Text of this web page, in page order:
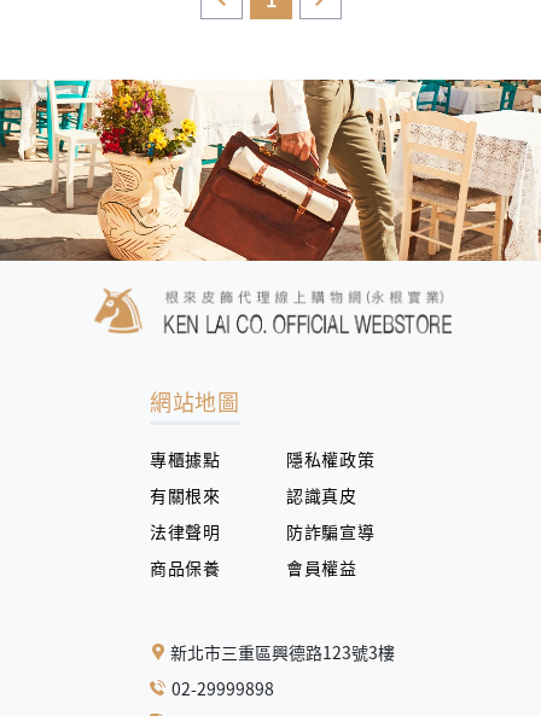
網站地圖
專櫃據點
隱私權政策
有關根來
認識真皮
法律聲明
防詐騙宣導
商品保養
會員權益
新北市三重區興德路123號3樓
02-29999898